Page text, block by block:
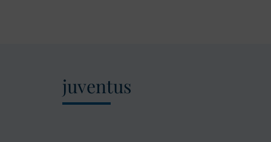
juventus